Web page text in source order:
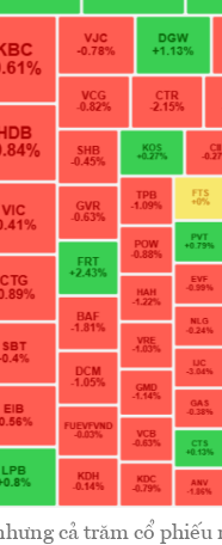
cả trăm cổ phiếu